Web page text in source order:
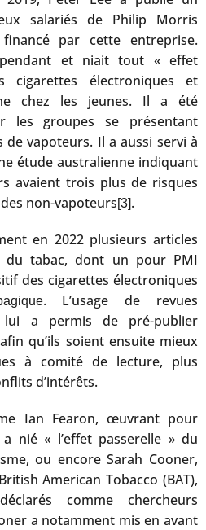
salariés de Philip Morris
par cette entreprise.
et niait tout « effet
cigarettes électroniques et
chez les jeunes. Il a été
les groupes se présentant
de vapoteurs. Il a aussi servi à
étude australienne indiquant
avaient trois plus de risques
non-vapoteurs[3].
en 2022 plusieurs articles
du tabac, dont un pour PMI
des cigarettes électroniques
. L’usage de revues
lui a permis de pré-publier
qu’ils soient ensuite mieux
à comité de lecture, plus
d’intérêts.
Ian Fearon, œuvrant pour
nié « l’effet passerelle » du
ou encore Sarah Cooner,
American Tobacco (BAT),
comme chercheurs
a notamment mis en avant